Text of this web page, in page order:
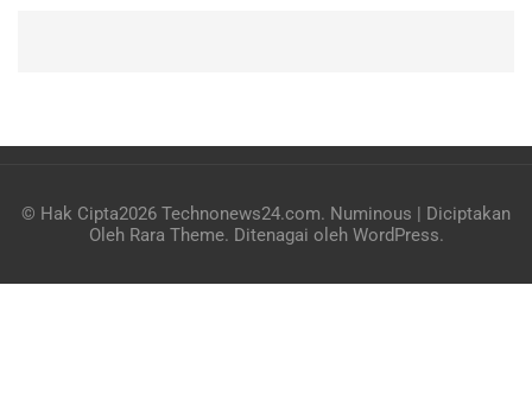
© Hak Cipta2026 Technonews24.com. Numinous | Diciptakan
Oleh Rara Theme. Ditenagai oleh WordPress.